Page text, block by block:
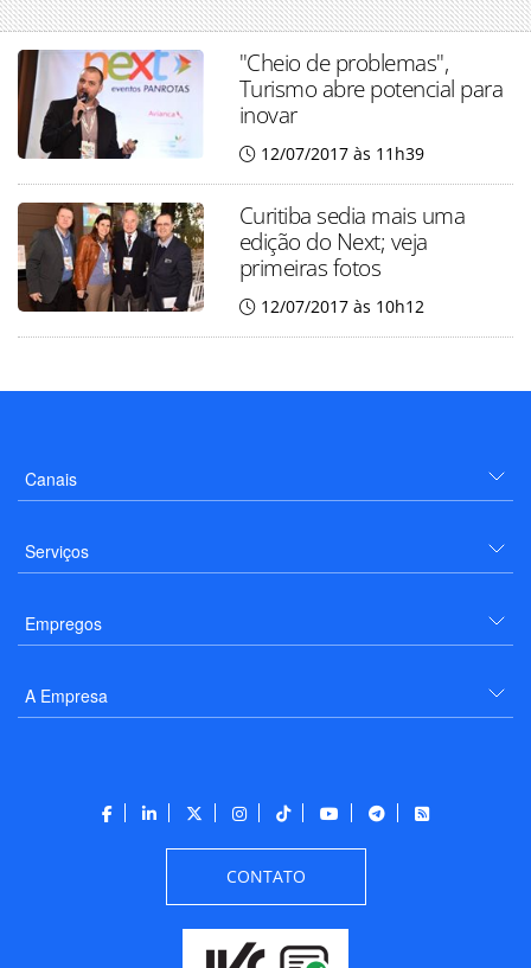
"Cheio de problemas",
Turismo abre potencial para
inovar
12/07/2017 às 11h39
Curitiba sedia mais uma
edição do Next; veja
primeiras fotos
12/07/2017 às 10h12
Canais
Serviços
Empregos
A Empresa
CONTATO